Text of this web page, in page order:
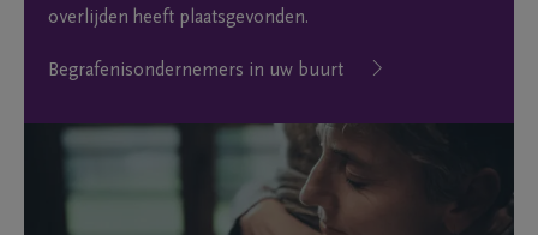
overlijden heeft plaatsgevonden.
Begrafenisondernemers in uw buurt